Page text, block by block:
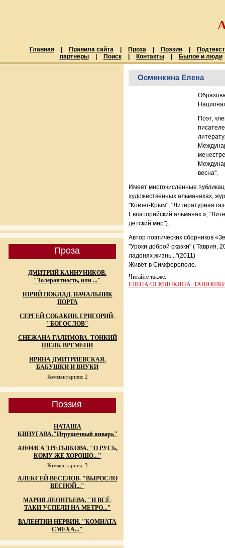
Главная Правила сайта Проза Поэзия
Подтекст
партнёры
Поиск Контакты Былое и люди
Проза
ДМИТРИЙ КАННУНИКОВ.
"Толерантность, или ..."
ЮРИЙ ПОКЛАД. НАЧАЛЬНИК
ПОРТА
СЕРГЕЙ СОБАКИН. ГРИГОРИЙ-
"БОГОСЛОВ"
СНЕЖАНА ГАЛИМОВА. ТОНКИЙ
ШЕЛК ВРЕМЕНИ
ИРИНА ДМИТРИЕВСКАЯ.
БАБУШКИ И ВНУКИ
Комментариев: 2
Поэзия
НАТАША
КИНУГАВА."Игрушечный январь"
АНФИСА ТРЕТЬЯКОВА. "О РУСЬ,
КОМУ ЖЕ ХОРОШО..."
Комментариев: 3
АЛЕКСЕЙ ВЕСЕЛОВ. "ВЫРОСЛО
ВЕСНОЙ..."
МАРИЯ ЛЕОНТЬЕВА. "И ВСЁ-
ТАКИ УСПЕЛИ НА МЕТРО..."
ВАЛЕНТИН НЕРВИН. "КОМНАТА
СМЕХА..."
Осминкина Елена
Поэт,
весна".
Имеет многочисленные
художественных альманахах,
"Ковчег-Крым", "Литературная
Евпаторийский альманах »,
детский мир").
Автор поэтических сборников
"Уроки доброй сказки" ( Таврия,
ладонях жизнь..."(2011)
Живёт в Симферополе.
Читайте также:
ЕЛЕНА ОСМИНКИНА.